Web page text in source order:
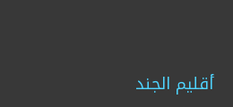
أقليم الجند